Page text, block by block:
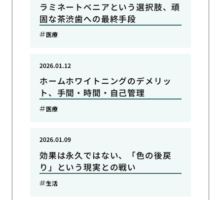
ラミネートベニアという選択肢、頑
固な茶渋歯への最終手段
医療
ホームホワイトニングのデメリッ
ト、手間・時間・自己管理
2026.01.12
医療
効果は永久ではない、「色の後戻
り」という現実との戦い
2026.01.09
生活